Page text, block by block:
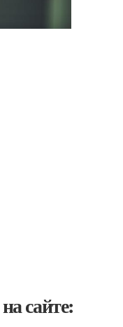
сайте: